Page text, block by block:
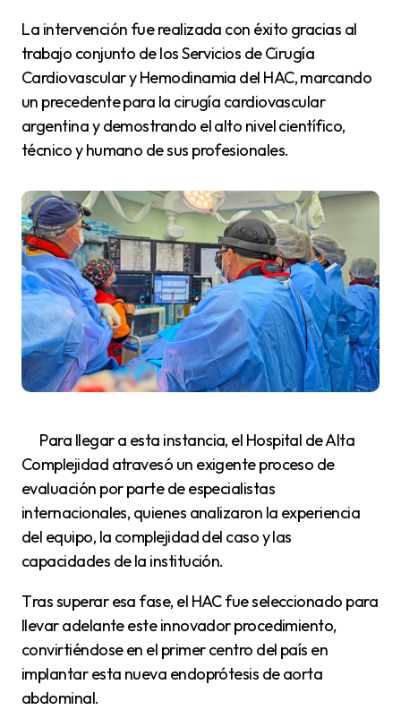
La intervención fue realizada con éxito gracias al
trabajo conjunto de los Servicios de Cirugía
Cardiovascular y Hemodinamia del HAC, marcando
un precedente para la cirugía cardiovascular
argentina y demostrando el alto nivel científico,
técnico y humano de sus profesionales.
Para llegar a esta instancia, el Hospital de Alta
Complejidad atravesó un exigente proceso de
evaluación por parte de especialistas
internacionales, quienes analizaron la experiencia
del equipo, la complejidad del caso y las
capacidades de la institución.
Tras superar esa fase, el HAC fue seleccionado para
llevar adelante este innovador procedimiento,
convirtiéndose en el primer centro del país en
implantar esta nueva endoprótesis de aorta
abdominal.